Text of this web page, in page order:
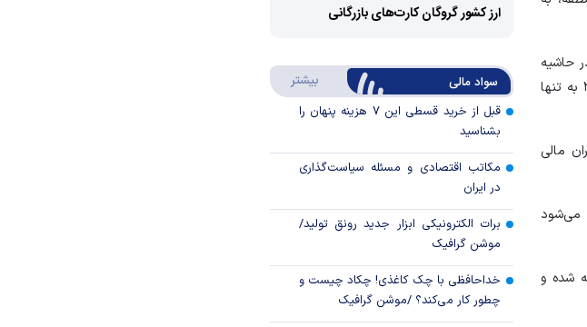
حاشیه
نشست‌های بهاره صندوق و بانک جهانی در واشنگتن اعلام کرد که رشد اقتصادی منطقه در سال ۲۰۲۶ به تنها
مالی
در سال ۲۰۲۶ دچار انقباض می‌شود
شده و
خبرنگاران؛ اعتبار قلم‌اند
طلا در دو راهی هرمز و فدرال‌رزرو
قیمت نفت یک دلار بالا رفت
سرمایه‌گذاران دوباره سراغ بیت‌کوین
رفتند
Video
Video
ارز کشور گروگان کارت‌های بازرگانی
سواد مالی بیشتر درباره سواد مالی
قبل از خرید قسطی این ۷ هزینه پنهان را
بشناسید
مکاتب اقتصادی و مسئله سیاست‌گذاری
در ایران
برات الکترونیکی ابزار جدید رونق تولید/
موشن گرافیک
خداحافظی با چک کاغذی! چکاد چیست و
چطور کار می‌کند؟ /موشن گرافیک